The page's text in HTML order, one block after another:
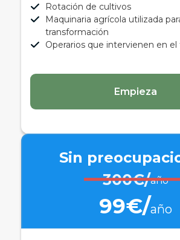
Rotación de cultivos
Maquinaria agrícola utilizada
transformación
Operarios que intervienen en
Empieza
Sin
300€/año
99€/año